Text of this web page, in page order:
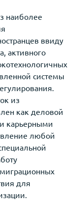
наиболее
ввиду
активного
системы
из
как деловой
карьерными
любой
для